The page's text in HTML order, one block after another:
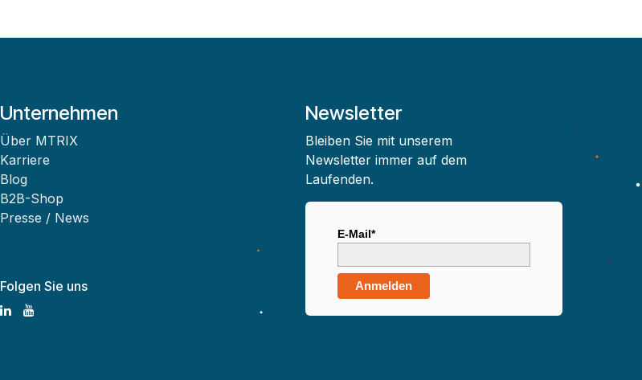
Unternehmen
Über MTRIX
Karriere
Blog
B2B-Shop
Presse / News
Folgen Sie uns
Newsletter
Bleiben Sie mit unserem
Newsletter immer auf dem
Laufenden.
E-Mail*
Anmelden